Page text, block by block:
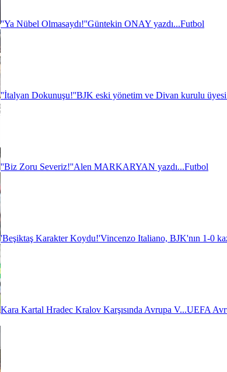
''Ya Nübel Olmasaydı!''Güntekin ONAY yazdı...Futbol
''İtalyan Dokunuşu!''BJK eski yönetim ve Divan kurulu
''Biz Zoru Severiz!''Alen MARKARYAN yazdı...Futbol
'Beşiktaş Karakter Koydu!'Vincenzo Italiano, BJK'nın 1-0
Kara Kartal Hradec Kralov Karşısında Avrupa V...UEFA